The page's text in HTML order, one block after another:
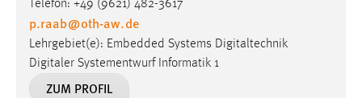
Telefon: +49 (9621) 482-3617
p.raab@oth-aw.de
Lehrgebiet(e): Embedded Systems Digitaltechnik
Digitaler Systementwurf Informatik 1
ZUM PROFIL